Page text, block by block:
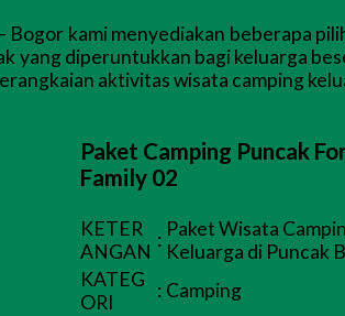
kami menyediakan beberapa
diperuntukkan bagi keluarga
aktivitas wisata camping
Paket Camping Puncak
Family 02
KETER
ANGAN
: Paket Wisata
Keluarga di Puncak
KATEG
ORI
: Camping